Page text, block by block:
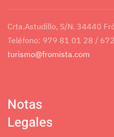
Crta.Astudillo, S/N. 34440
Teléfono: 979 81 01 28 /
turismo@fromista.com
Notas
Legales